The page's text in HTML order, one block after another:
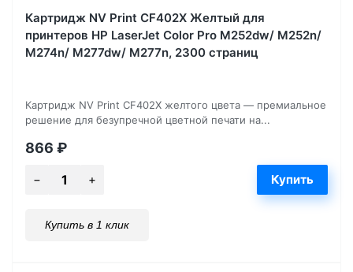
Картридж NV Print CF402X Желтый для
принтеров HP LaserJet Color Pro M252dw/ M252n/
M274n/ M277dw/ M277n, 2300 страниц
Картридж NV Print CF402X желтого цвета — премиальное
решение для безупречной цветной печати на...
866 ₽
Купить в 1 клик